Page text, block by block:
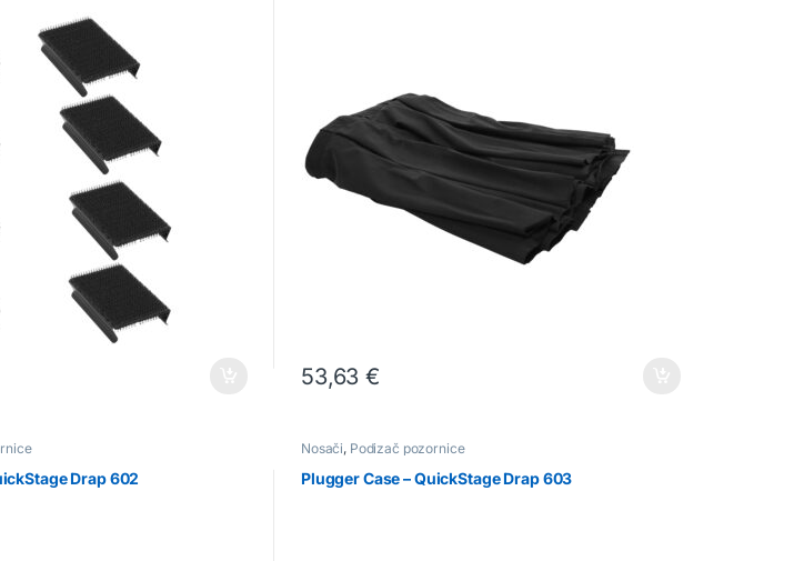
53,63€
Drap 602
Nosači, Podizač pozornice
Plugger Case – QuickStage Drap 603